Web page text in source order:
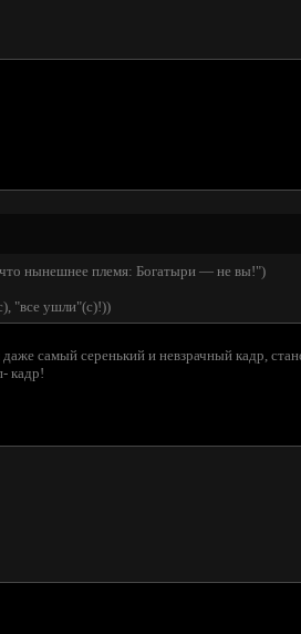
нынешнее племя: Богатыри — не вы!")
"все ушли"(с)!))
самый серенький и невзрачный кадр,
кадр!